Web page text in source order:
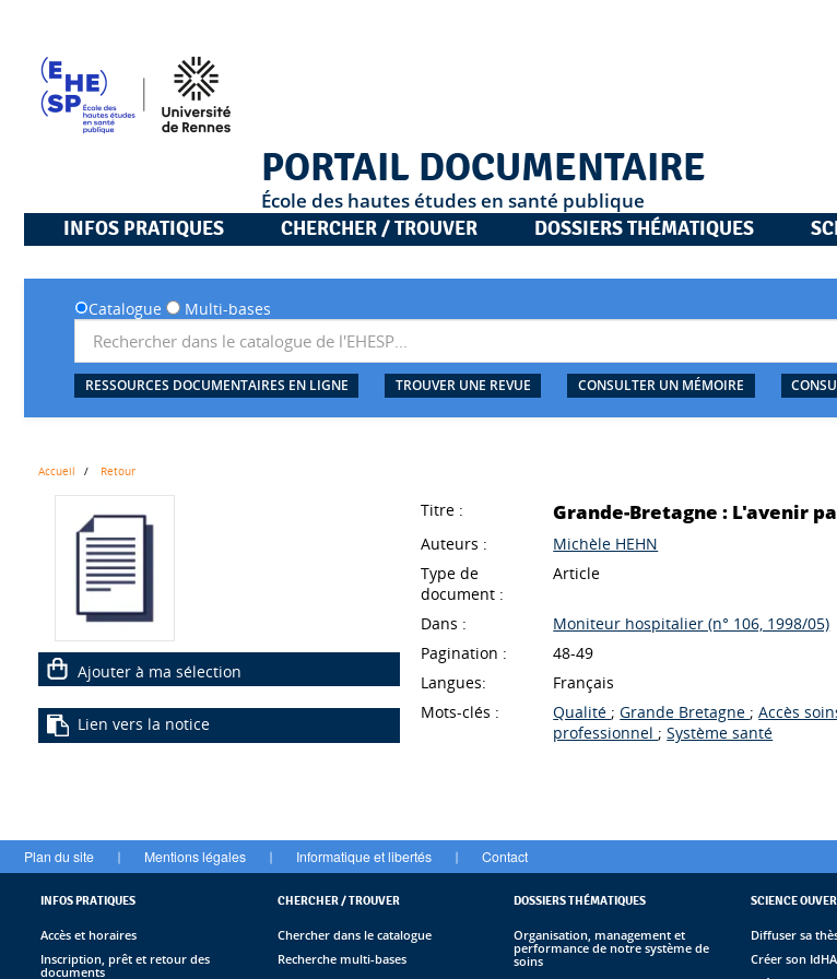
PORTAIL DOCUMENTAIRE
École des hautes études en santé publique
INFOS PRATIQUES
CHERCHER / TROUVER DOSSIERS THÉMATIQUES
Catalogue Multi-bases
RESSOURCES DOCUMENTAIRES EN LIGNE TROUVER UNE REVUE CONSULTER UN MÉMOIRE
Accueil Retour
Ajouter à ma sélection
Lien vers la notice
Titre : Grande-Bretagne : L'avenir
Auteurs :
Michèle HEHN
Type de
document :
Article
Dans :
Moniteur hospitalier (n° 106, 1998/05)
Pagination :
48-49
Langues:
Français
Mots-clés :
Qualité ; Grande Bretagne ; Accès
professionnel ; Système santé
Plan du site | Mentions légales | Informatique et libertés | Contact
INFOS PRATIQUES
Accès et horaires
Inscription, prêt et retour des
documents
CHERCHER / TROUVER
Chercher dans le catalogue
Recherche multi-bases
DOSSIERS THÉMATIQUES
Organisation, management et
performance de notre système de
soins
SCIENCE
Diffuser sa
Créer son